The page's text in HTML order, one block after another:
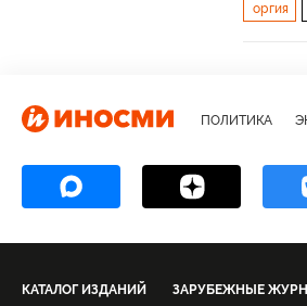
оргия
ПОЛИТИКА
КАТАЛОГ ИЗДАНИЙ ЗАРУБЕЖНЫЕ